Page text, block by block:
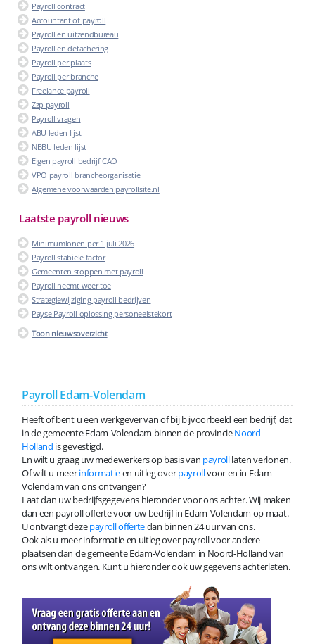
Payroll contract
Accountant of payroll
Payroll en uitzendbureau
Payroll en detachering
Payroll per plaats
Payroll per branche
Freelance payroll
Zzp payroll
Payroll vragen
ABU leden lijst
NBBU leden lijst
Eigen payroll bedrijf CAO
VPO payroll brancheorganisatie
Algemene voorwaarden payrollsite.nl
Laatste payroll nieuws
Minimumlonen per 1 juli 2026
Payroll stabiele factor
Gemeenten stoppen met payroll
Payroll neemt weer toe
Strategiewijziging payroll bedrijven
Payse Payroll oplossing personeelstekort
Toon nieuwsoverzicht
Payroll Edam-Volendam
Heeft of bent u een werkgever van of bij bijvoorbeeld een bedrijf, dat
in de gemeente Edam-Volendam binnen de provincieNoord-
Holland is gevestigd.
En wilt u graag uw medewerkers op basis van payrolllaten verlonen.
Of wilt u meerinformatieen uitleg overpayrollvoor en in Edam-
Volendam van ons ontvangen?
Laat dan uw bedrijfsgegevens hieronder voor ons achter. Wij maken
dan een payroll offerte voor uw bedrijf in Edam-Volendam op maat.
U ontvangt dezepayroll offertedan binnen 24 uur van ons.
Ook als u meer informatie en uitleg over payroll voor andere
plaatsen dan de gemeente Edam-Volendam in Noord-Holland van
ons wilt ontvangen. Kunt u hieronder ook uw gegevens achterlaten.